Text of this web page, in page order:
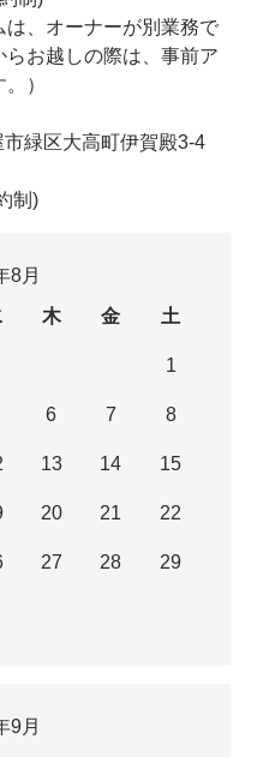
、オーナーが別業務で
お越しの際は、事前ア
）
緑区大高町伊賀殿3-4
制)
8月
木 金 土
1
6 7 8
13 14 15
20 21 22
27 28 29
9月